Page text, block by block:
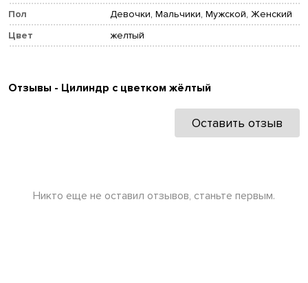
Пол
Девочки, Мальчики, Мужской, Женский
Цвет
желтый
Отзывы - Цилиндр с цветком жёлтый
Оставить отзыв
Никто еще не оставил отзывов, станьте первым.